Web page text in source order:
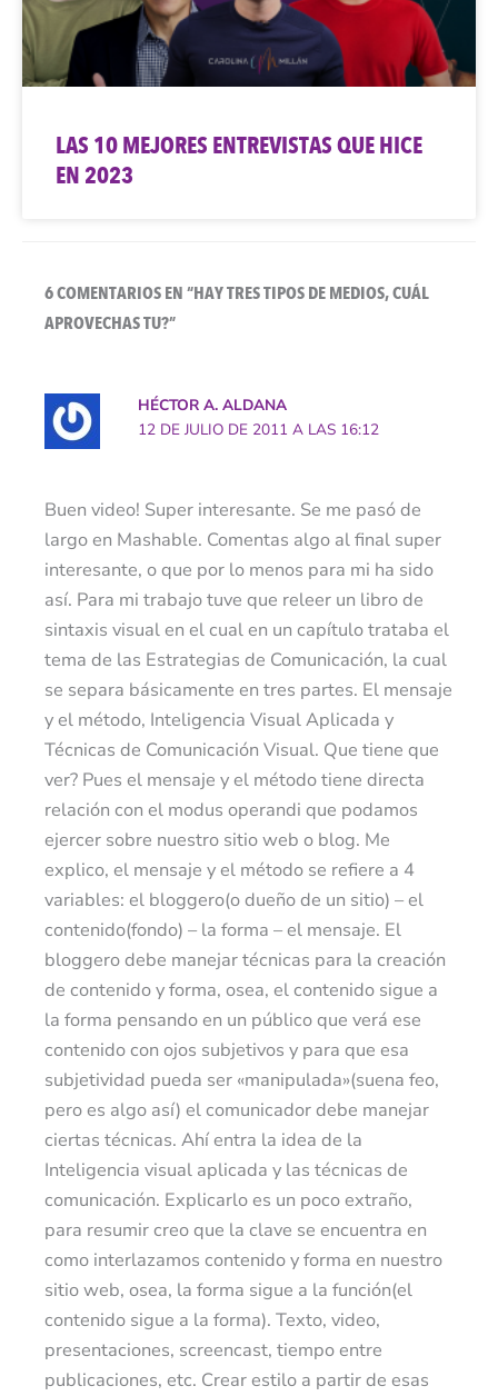
LAS 10 MEJORES ENTREVISTAS QUE HICE
EN 2023
6 COMENTARIOS EN “HAY TRES TIPOS DE MEDIOS, CUÁL
APROVECHAS TU?”
HÉCTOR A. ALDANA
12 DE JULIO DE 2011 A LAS 16:12
Buen video! Super interesante. Se me pasó de
largo en Mashable. Comentas algo al final super
interesante, o que por lo menos para mi ha sido
así. Para mi trabajo tuve que releer un libro de
sintaxis visual en el cual en un capítulo trataba el
tema de las Estrategias de Comunicación, la cual
se separa básicamente en tres partes. El mensaje
y el método, Inteligencia Visual Aplicada y
Técnicas de Comunicación Visual. Que tiene que
ver? Pues el mensaje y el método tiene directa
relación con el modus operandi que podamos
ejercer sobre nuestro sitio web o blog. Me
explico, el mensaje y el método se refiere a 4
variables: el bloggero(o dueño de un sitio) – el
contenido(fondo) – la forma – el mensaje. El
bloggero debe manejar técnicas para la creación
de contenido y forma, osea, el contenido sigue a
la forma pensando en un público que verá ese
contenido con ojos subjetivos y para que esa
subjetividad pueda ser «manipulada»(suena feo,
pero es algo así) el comunicador debe manejar
ciertas técnicas. Ahí entra la idea de la
Inteligencia visual aplicada y las técnicas de
comunicación. Explicarlo es un poco extraño,
para resumir creo que la clave se encuentra en
como interlazamos contenido y forma en nuestro
sitio web, osea, la forma sigue a la función(el
contenido sigue a la forma). Texto, video,
presentaciones, screencast, tiempo entre
publicaciones, etc. Crear estilo a partir de esas